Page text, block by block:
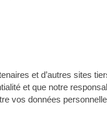
et d’autres sites
et que notre
vos données